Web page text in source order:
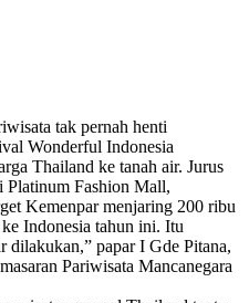
tak pernah henti
Wonderful Indonesia
Thailand ke tanah air. Jurus
Platinum Fashion Mall,
Kemenpar menjaring 200 ribu
Indonesia tahun ini. Itu
dilakukan,” papar I Gde Pitana,
Pariwisata Mancanegara